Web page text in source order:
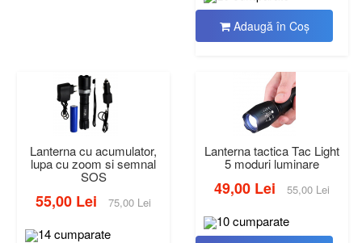
Adaugă în Coş
Lanterna cu acumulator,
lupa cu zoom si semnal
SOS
55,00 Lei 75,00 Lei
14 cumparate
Lanterna tactica Tac Light
5 moduri luminare
49,00 Lei 55,00 Lei
10 cumparate